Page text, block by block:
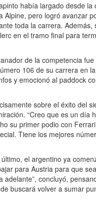
había largado desde
Alpine, pero logró avanzar
toda la carrera. Además,
en el tramo final para
de la competencia
106 de su carrera en
y emocionó al paddock
sobre el éxito del
“Creo que es un día
su primer podio con
Tiene los mejores
último, el argentino ya
para Austria para que
adelante”, concluyó,
buscará volver a sumar